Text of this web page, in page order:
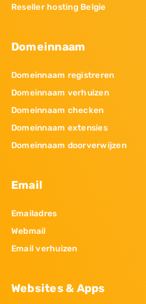
Reseller hosting Belgie
Domeinnaam
Domeinnaam registreren
Domeinnaam verhuizen
Domeinnaam checken
Domeinnaam extensies
Domeinnaam doorverwijzen
Email
Emailadres
Webmail
Email verhuizen
Websites & Apps